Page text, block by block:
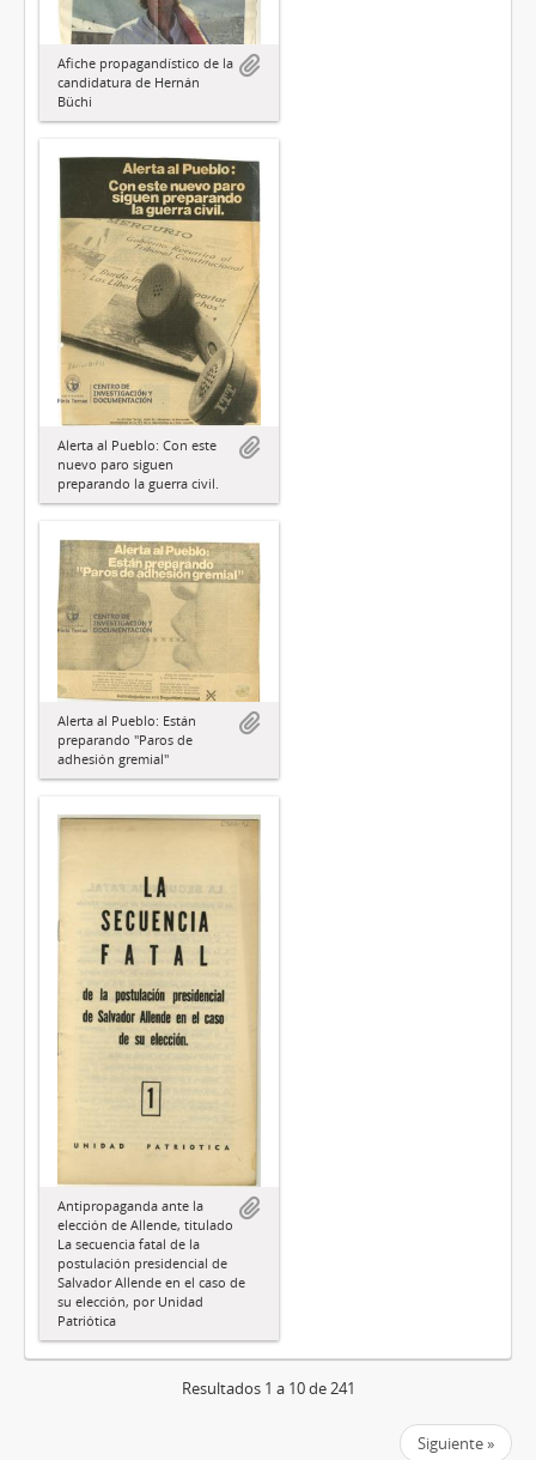
Afiche propagandístico de la
candidatura de Hernán
Büchi
Alerta al Pueblo: Con este
nuevo paro siguen
preparando la guerra civil.
Alerta al Pueblo: Están
preparando "Paros de
adhesión gremial"
Antipropaganda ante la
elección de Allende, titulado
La secuencia fatal de la
postulación presidencial de
Salvador Allende en el caso de
su elección, por Unidad
Patriótica
Resultados 1 a 10 de 241
Siguiente »